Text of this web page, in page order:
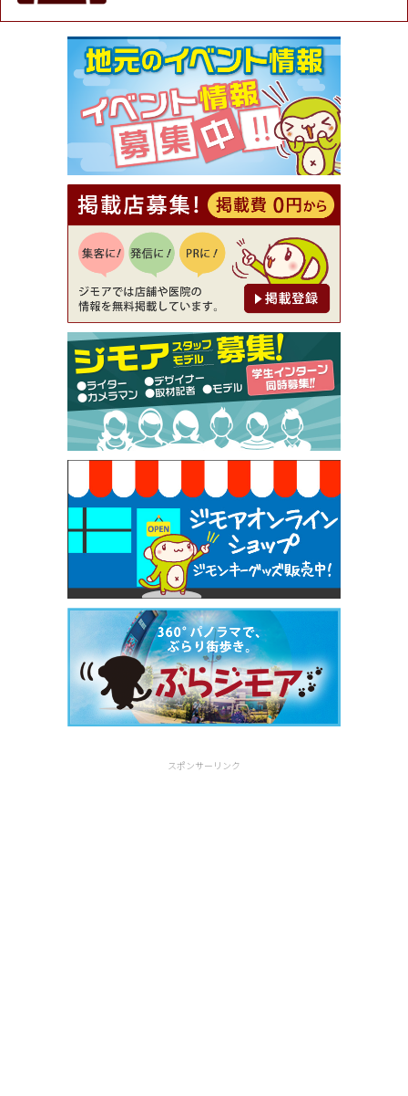
★ジモア限定特典★ お会計より全品5％OFF（ナチ
ュラル＆ハンドメイドショップ［マキマキ］）
[有効期限]2026年9月30日まで
【ジモア限定①】初回割引 特価 VIO脱毛11,000円
⇒8,800円（メンズ専門ワックス脱毛サロン Mickle
（ミックル））
[有効期限]2026年9月30日
【ジモア読者特典2】コース 3,500円→3,000円（料
理5品+2時間飲み放題）（創作イタリアン Pia Cu
ore（ピアクオーレ））
[有効期限]2026年9月30日
【ジモア読者特典1】料理全品20％OFF ※18時以
降（創作イタリアン Pia Cuore（ピアクオーレ））
[有効期限]2026年9月30日
【ジモア限定②】初回割引 特価 鼻毛脱毛 半額 2,2
00円⇒1,100円（メンズ専門ワックス脱毛サロン Mi
ckle（ミックル））
[有効期限]2026年9月30日
【ジモア限定特典①】まつ毛カール 3,850円→ 2,7
50円（Premiere（プルミエール））
[有効期限]2026年9月30日
焼き餃子 一皿サービス（餃子酒場たっちゃん 西
早稲田店）
[有効期限]2026年9月30日
スポンサーリンク